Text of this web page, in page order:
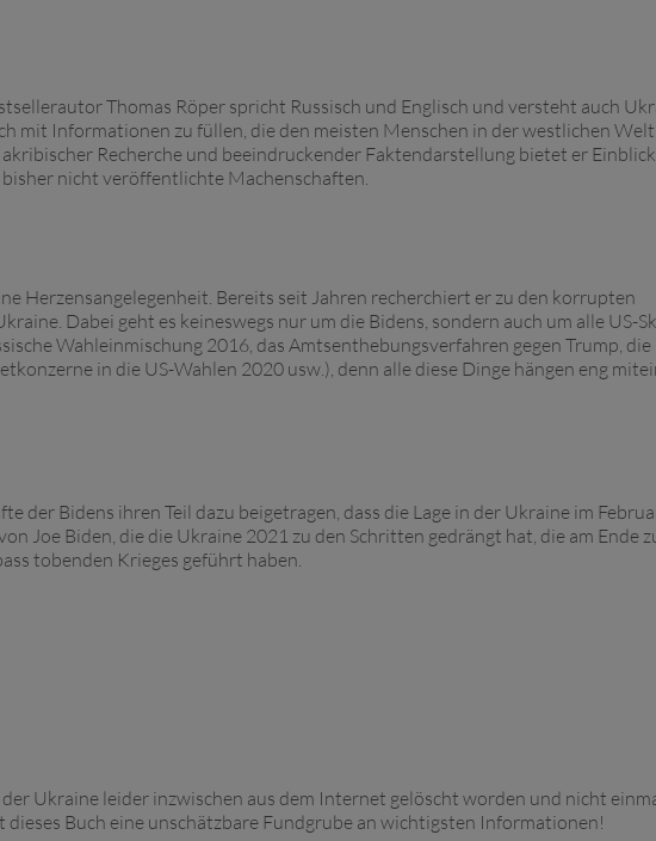
Thomas Röper spricht Russisch und Englisch und versteht auch
mit Informationen zu füllen, die den meisten Menschen in der westlichen Welt
Recherche und beeindruckender Faktendarstellung bietet er
nicht veröffentlichte Machenschaften.
Herzensangelegenheit. Bereits seit Jahren recherchiert er zu den korrupten
Dabei geht es keineswegs nur um die Bidens, sondern auch um alle US-
Wahleinmischung 2016, das Amtsenthebungsverfahren gegen Trump, die
in die US-Wahlen 2020 usw.), denn alle diese Dinge hängen eng
der Bidens ihren Teil dazu beigetragen, dass die Lage in der Ukraine im
Joe Biden, die die Ukraine 2021 zu den Schritten gedrängt hat, die am Ende
tobenden Krieges geführt haben.
Ukraine leider inzwischen aus dem Internet gelöscht worden und nicht
Buch eine unschätzbare Fundgrube an wichtigsten Informationen!